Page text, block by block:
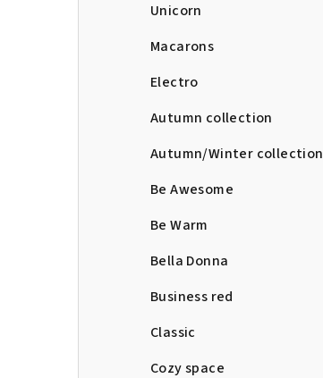
Unicorn
Macarons
Electro
Autumn collection
Autumn/Winter collection
Be Awesome
Be Warm
Bella Donna
Business red
Classic
Cozy space